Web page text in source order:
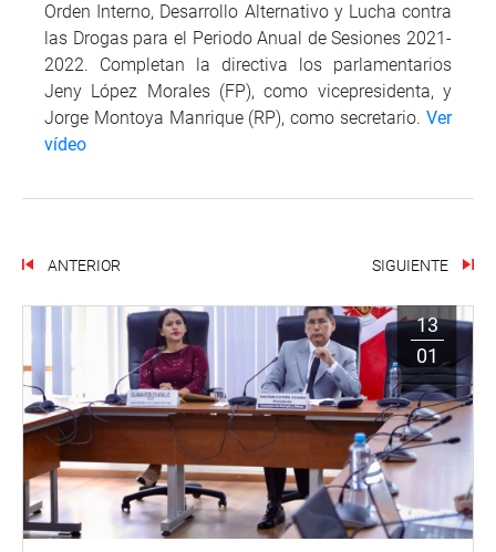
Orden Interno, Desarrollo Alternativo y Lucha contra
las Drogas para el Periodo Anual de Sesiones 2021-
2022. Completan la directiva los parlamentarios
Jeny López Morales (FP), como vicepresidenta, y
Jorge Montoya Manrique (RP), como secretario. Ver
vídeo
ANTERIOR SIGUIENTE
13
01